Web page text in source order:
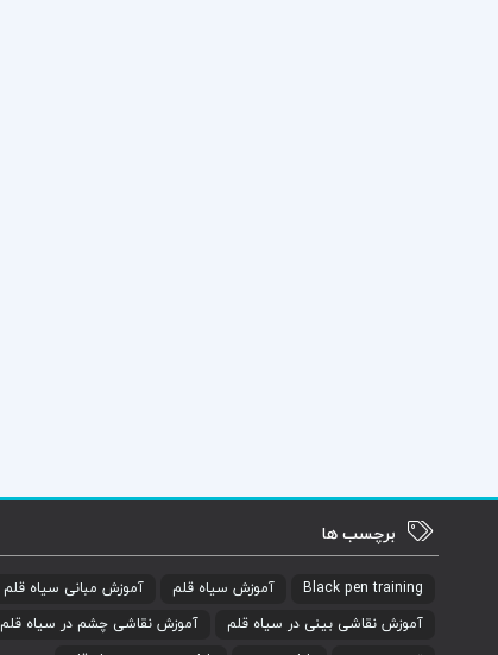
برچسب ها
Black pen training آموزش سیاه قلم
آموزش مبانی سیاه قلم
آموزش نقاشی بینی در سیاه قلم
آموزش نقاشی چشم در سیاه قلم